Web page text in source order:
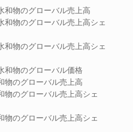
和物のグローバル売上高
和物のグローバル売上高シェ
和物のグローバル売上高シェ
和物のグローバル価格
物のグローバル売上高
物のグローバル売上高シェ
物のグローバル売上高シェ